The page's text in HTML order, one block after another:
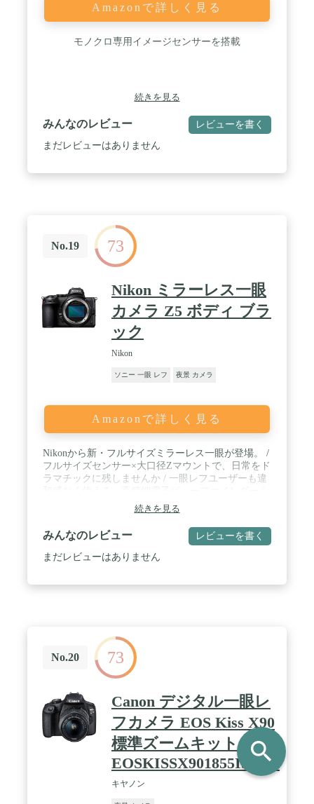
Amazonで詳しく見る
モノクロ専用イメージセンサーを搭載
続きを見る
みんなのレビュー レビューを書く
まだレビューはありません
No.19 73
Nikon ミラーレス一眼
カメラ Z5 ボディ ブラ
ック
Nikon
ソニー 一眼 レフ 夜景 カメラ
Amazonで詳しく見る
Nikonから新・フルサイズミラーレス一眼が登場。 /
フルサイズセンサー×大口径Zマウントで、日常をド
ラマチックに残しませんか / 一眼レフユーザーも違
ハードな撮影にも耐えうる、SDカードダブルスロッ
ト搭載 / 容量UPした新バッテリーEN-EL15ｃ、USB
給電にも対応
続きを見る
みんなのレビュー レビューを書く
まだレビューはありません
No.20 73
Canon デジタル一眼レ
フカメラ EOS Kiss X90
標準ズームキット
EOSKISSX901855IS2LK
キヤノン
search